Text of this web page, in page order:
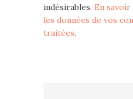
indésirables. En
les données de vos
traitées.